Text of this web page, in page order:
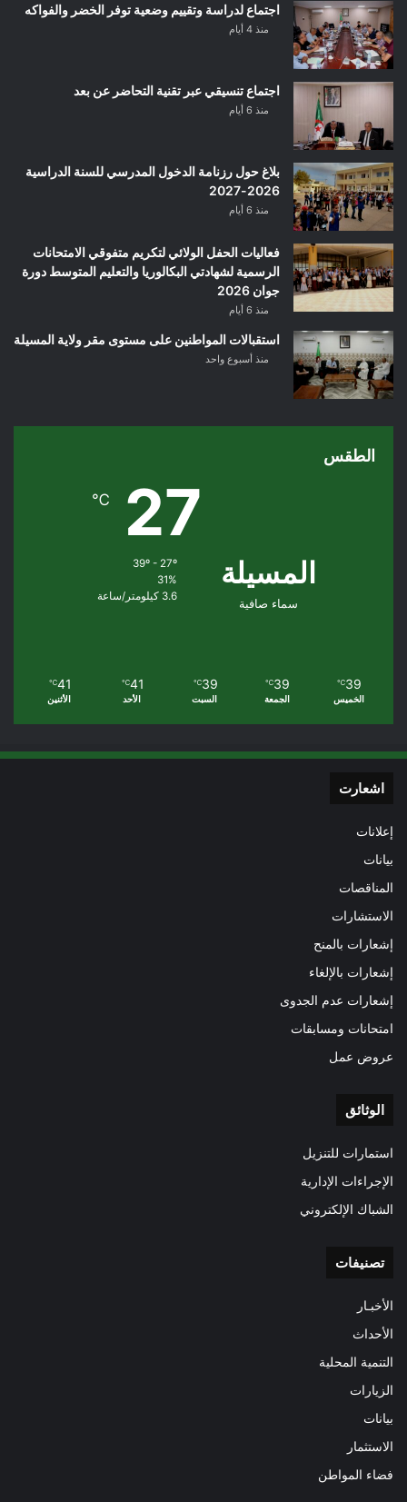
اجتماع لدراسة وتقييم وضعية توفر الخضر والفواكه
منذ 4 أيام
اجتماع تنسيقي عبر تقنية التحاضر عن بعد
منذ 6 أيام
بلاغ حول رزنامة الدخول المدرسي للسنة الدراسية
2026-2027
منذ 6 أيام
فعاليات الحفل الولائي لتكريم متفوقي الامتحانات
الرسمية لشهادتي البكالوريا والتعليم المتوسط دورة
جوان 2026
منذ 6 أيام
استقبالات المواطنين على مستوى مقر ولاية المسيلة
منذ أسبوع واحد
الطقس
المسيلة
سماء صافية
27
℃
39º - 27º
31%
3.6 كيلومتر/ساعة
39
℃
الخميس
39
℃
الجمعة
39
℃
السبت
41
℃
الأحد
41
℃
الأثنين
اشعارت
إعلانات
بيانات
المناقصات
الاستشارات
إشعارات بالمنح
إشعارات بالإلغاء
إشعارات عدم الجدوى
امتحانات ومسابقات
عروض عمل
الوثائق
استمارات للتنزيل
الإجراءات الإدارية
الشباك الإلكتروني
تصنيفات
الأخبـار
الأحداث
التنمية المحلية
الزيارات
بيانات
الاستثمار
فضاء المواطن